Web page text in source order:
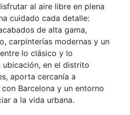
al aire libre en plena
cuidado cada detalle:
de alta gama,
carpinterías modernas y un
lo clásico y lo
ubicación, en el distrito
aporta cercanía a
Barcelona y un entorno
a la vida urbana.